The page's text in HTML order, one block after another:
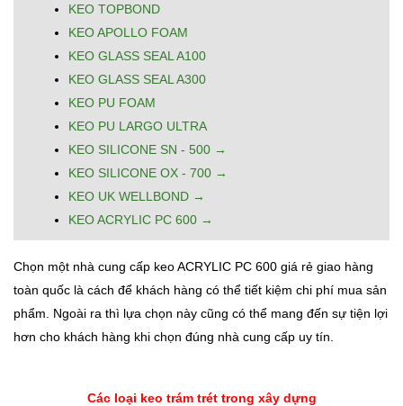
KEO TOPBOND
KEO APOLLO FOAM
KEO GLASS SEAL A100
KEO GLASS SEAL A300
KEO PU FOAM
KEO PU LARGO ULTRA
KEO SILICONE SN - 500 →
KEO SILICONE OX - 700 →
KEO UK WELLBOND →
KEO ACRYLIC PC 600 →
Chọn một nhà cung cấp keo ACRYLIC PC 600 giá rẻ giao hàng
toàn quốc là cách để khách hàng có thể tiết kiệm chi phí mua sản
phẩm. Ngoài ra thì lựa chọn này cũng có thể mang đến sự tiện lợi
hơn cho khách hàng khi chọn đúng nhà cung cấp uy tín.
Các loại keo trám trét trong xây dựng